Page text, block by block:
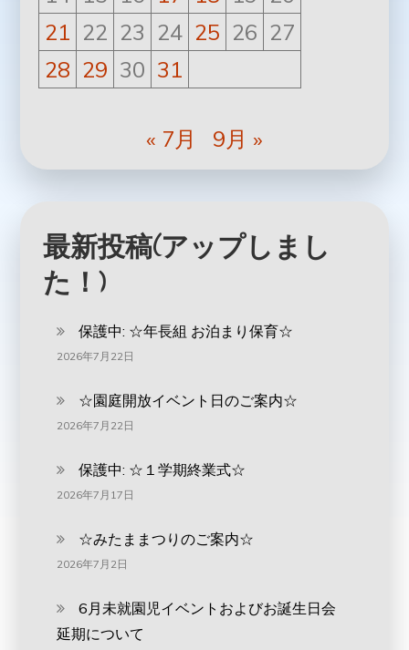
21 22 23 24 25 26 27
28 29 30 31
« 7月 9月 »
最新投稿(アップしまし
た！)
保護中: ‪☆年長組 お泊まり保育☆
2026年7月22日
☆園庭開放イベント日のご案内☆
2026年7月22日
保護中: ☆１学期終業式☆
2026年7月17日
☆みたままつりのご案内☆
2026年7月2日
6月未就園児イベントおよびお誕生日会
延期について